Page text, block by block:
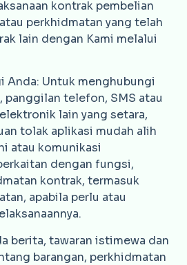
kontrak pembelian
perkhidmatan yang telah
lain dengan Kami melalui
Anda: Untuk menghubungi
panggilan telefon, SMS atau
lain yang setara,
tolak aplikasi mudah alih
atau komunikasi
dengan fungsi,
kontrak, termasuk
apabila perlu atau
berita, tawaran istimewa dan
barangan, perkhidmatan